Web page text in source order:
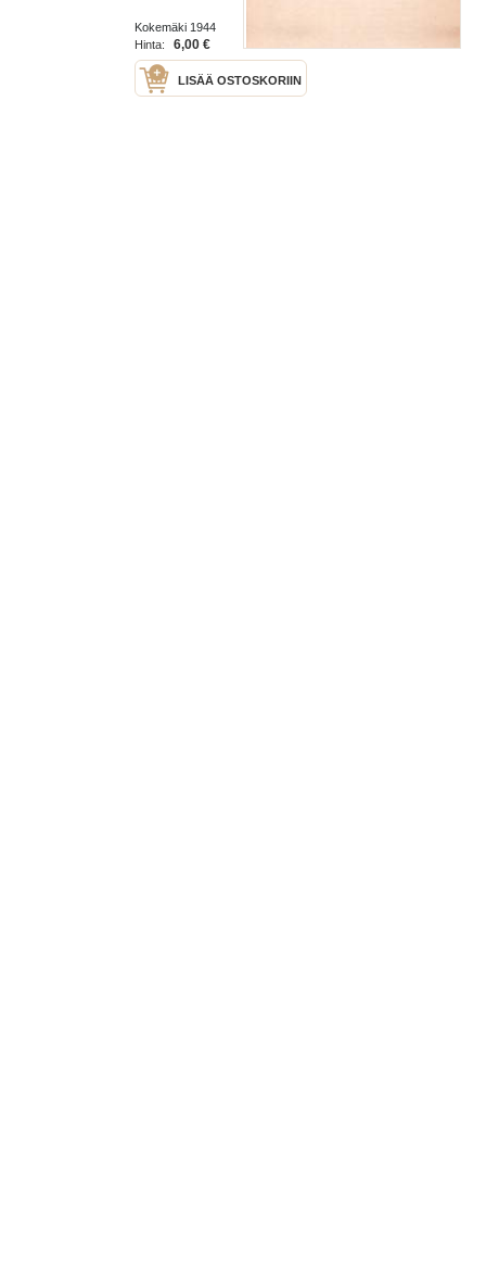
Kokemäki 1944
Hinta:
6,00 €
LISÄÄ OSTOSKORIIN